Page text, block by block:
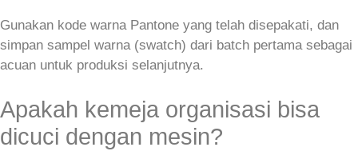
Gunakan kode warna Pantone yang telah disepakati, dan
simpan sampel warna (swatch) dari batch pertama sebagai
acuan untuk produksi selanjutnya.
Apakah kemeja organisasi bisa
dicuci dengan mesin?